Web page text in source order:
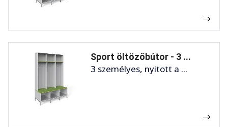
Sport öltözőbútor - 3 ...
3 személyes, nyitott a ...